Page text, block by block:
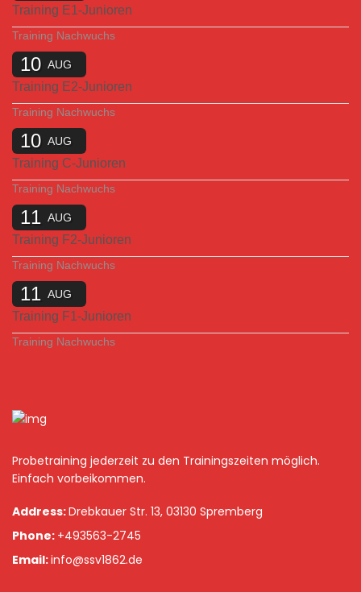
Training E1-Junioren
Training Nachwuchs
10 AUG
Training E2-Junioren
Training Nachwuchs
10 AUG
Training C-Junioren
Training Nachwuchs
11 AUG
Training F2-Junioren
Training Nachwuchs
11 AUG
Training F1-Junioren
Training Nachwuchs
Probetraining jederzeit zu den Trainingszeiten möglich.
Einfach vorbeikommen.
Address:Drebkauer Str. 13, 03130 Spremberg
Phone: +493563-2745
Email:info@ssv1862.de